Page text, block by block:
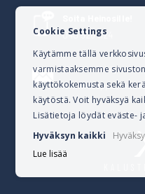
040 528 1124
Lähetä sähköpostia
Cookie Settings
Käytämme tällä
varmistaaksemme
käyttökokemusta sekä
käytöstä. Voit hyväksyä
Lisätietoja löydät eväste-
Hyväksyn kaikki
Lue lisää